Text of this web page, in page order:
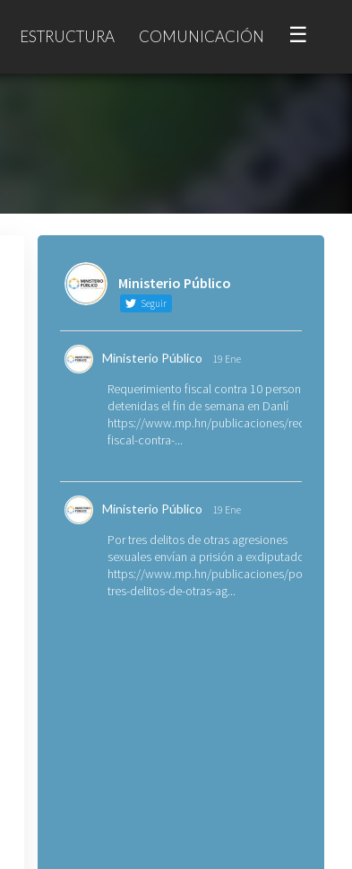
ESTRUCTURA COMUNICACIÓN ☰
Ministerio Público
Seguir
Ministerio Público 19 Ene
Requerimiento fiscal contra 10 personas
detenidas el fin de semana en Danlí
https://www.mp.hn/publicaciones/
fiscal-contra-...
Ministerio Público 19 Ene
Por tres delitos de otras agresiones
sexuales envían a prisión a exdiputado
https://www.mp.hn/publicaciones/por-
tres-delitos-de-otras-ag...